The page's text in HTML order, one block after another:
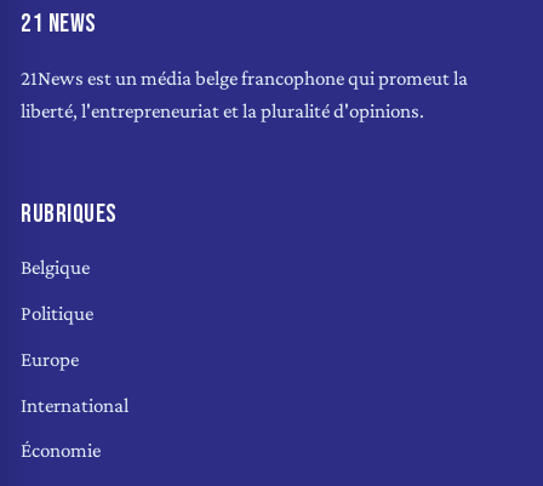
21 NEWS
21News est un média belge francophone qui promeut la
liberté, l'entrepreneuriat et la pluralité d'opinions.
RUBRIQUES
Belgique
Politique
Europe
International
Économie